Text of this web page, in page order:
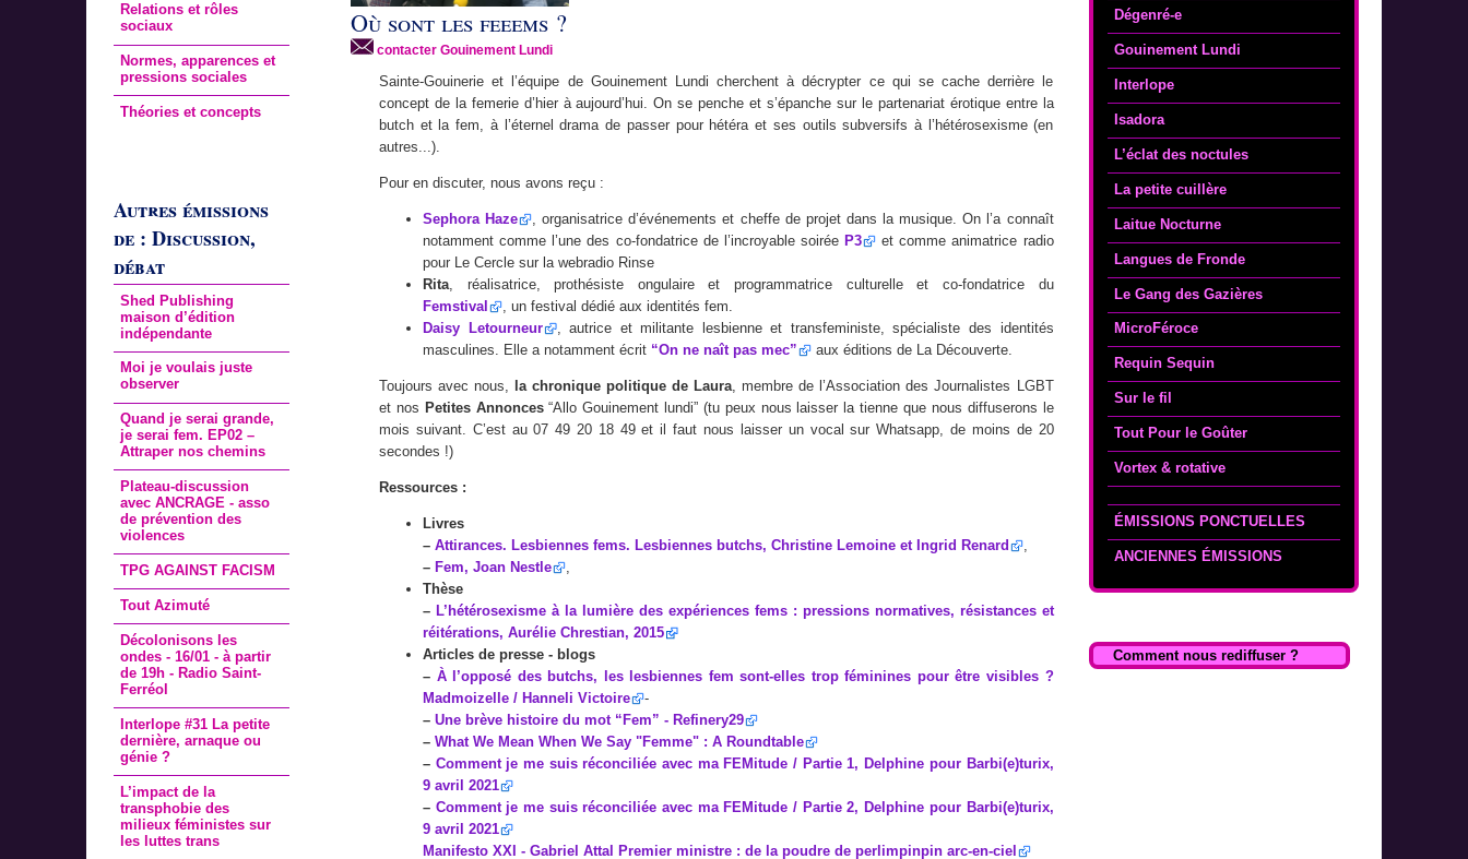
Dégenré-e
Gouinement Lundi
Interlope
Isadora
L’éclat des noctules
La petite cuillère
Laitue Nocturne
Langues de Fronde
Le Gang des Gazières
MicroFéroce
Requin Sequin
Sur le fil
Tout Pour le Goûter
Vortex & rotative
ÉMISSIONS PONCTUELLES
ANCIENNES ÉMISSIONS
Comment nous rediffuser ?
Relations et rôles
sociaux
Normes, apparences et
pressions sociales
Théories et concepts
Autres émissions
de : Discussion,
débat
Shed Publishing
maison d’édition
indépendante
Moi je voulais juste
observer
Quand je serai grande,
je serai fem. EP02 –
Attraper nos chemins
Plateau-discussion
avec ANCRAGE - asso
de prévention des
violences
TPG AGAINST FACISM
Tout Azimuté
Décolonisons les
ondes - 16/01 - à partir
de 19h - Radio Saint-
Ferréol
Interlope #31 La petite
dernière, arnaque ou
génie ?
L’impact de la
transphobie des
milieux féministes sur
les luttes trans
Où sont les feeems ?
contacter Gouinement Lundi
Sainte-Gouinerie et l’équipe de Gouinement Lundi cherchent à décrypter ce qui se cache derrière le
concept de la femerie d’hier à aujourd’hui. On se penche et s’épanche sur le partenariat érotique entre la
butch et la fem, à l’éternel drama de passer pour hétéra et ses outils subversifs à l’hétérosexisme (en
autres...).
Pour en discuter, nous avons reçu :
Sephora Haze
, organisatrice d’événements et cheffe de projet dans la musique. On l’a connaît
notamment comme l’une des co-fondatrice de l’incroyable soirée P3
et comme animatrice radio
pour Le Cercle sur la webradio Rinse
Rita, réalisatrice, prothésiste ongulaire et programmatrice culturelle et co-fondatrice du
Femstival
, un festival dédié aux identités fem.
Daisy Letourneur
, autrice et militante lesbienne et transfeministe, spécialiste des identités
masculines. Elle a notamment écrit “On ne naît pas mec” aux éditions de La Découverte.
Toujours avec nous, la chronique politique de Laura, membre de l’Association des Journalistes LGBT
et nos Petites Annonces“Allo Gouinement lundi” (tu peux nous laisser la tienne que nous diffuserons le
mois suivant. C’est au 07 49 20 18 49 et il faut nous laisser un vocal sur Whatsapp, de moins de 20
secondes !)
Ressources :
Livres
– Attirances. Lesbiennes fems. Lesbiennes butchs, Christine Lemoine et Ingrid Renard
,
– Fem, Joan Nestle
,
Thèse
– L’hétérosexisme à la lumière des expériences fems : pressions normatives, résistances et
réitérations, Aurélie Chrestian, 2015
Articles de presse - blogs
– À l’opposé des butchs, les lesbiennes fem sont-elles trop féminines pour être visibles ?
Madmoizelle / Hanneli Victoire
-
– Une brève histoire du mot “Fem” - Refinery29
– What We Mean When We Say "Femme" : A Roundtable
– Comment je me suis réconciliée avec ma FEMitude / Partie 1, Delphine pour Barbi(e)turix,
9 avril 2021
– Comment je me suis réconciliée avec ma FEMitude / Partie 2, Delphine pour Barbi(e)turix,
9 avril 2021
Manifesto XXI - Gabriel Attal Premier ministre : de la poudre de perlimpinpin arc-en-ciel